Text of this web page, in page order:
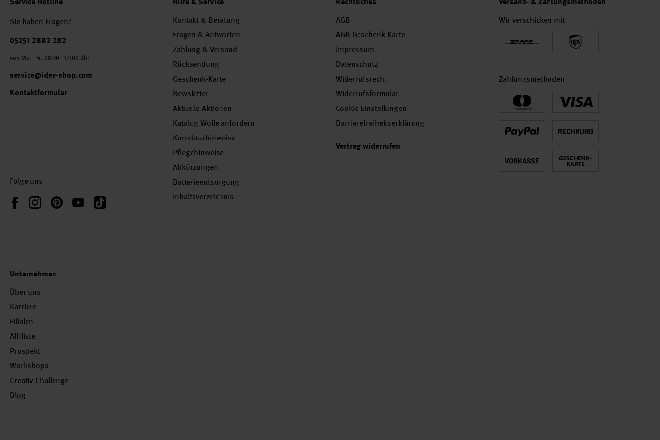
Sie haben Fragen?
Telefonnummer
05251 2882 282
von Mo. - Fr. 08:30 - 17:00 Uhr
service@idee-shop.com
Kontaktformular
Folge uns
FacebookInstagramPinterestYouTubeTikTok
Kontakt & Beratung
Fragen & Antworten
Zahlung & Versand
Rücksendung
Geschenk-Karte
Newsletter
Aktuelle Aktionen
Katalog Wolle anfordern
Korrekturhinweise
Pflegehinweise
Abkürzungen
Batterieentsorgung
Inhaltsverzeichnis
AGB
AGB Geschenk-Karte
Impressum
Datenschutz
Widerrufsrecht
Widerrufsformular
Cookie Einstellungen
Barrierefreiheitserklärung
Vertrag widerrufen
Wir verschicken mit
Zahlungsmethoden
Unternehmen
Über uns
Karriere
Filialen
Affiliate
Prospekt
Workshops
Creativ-Challenge
Blog